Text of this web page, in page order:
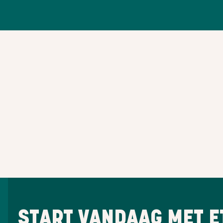
START VANDAAG MET